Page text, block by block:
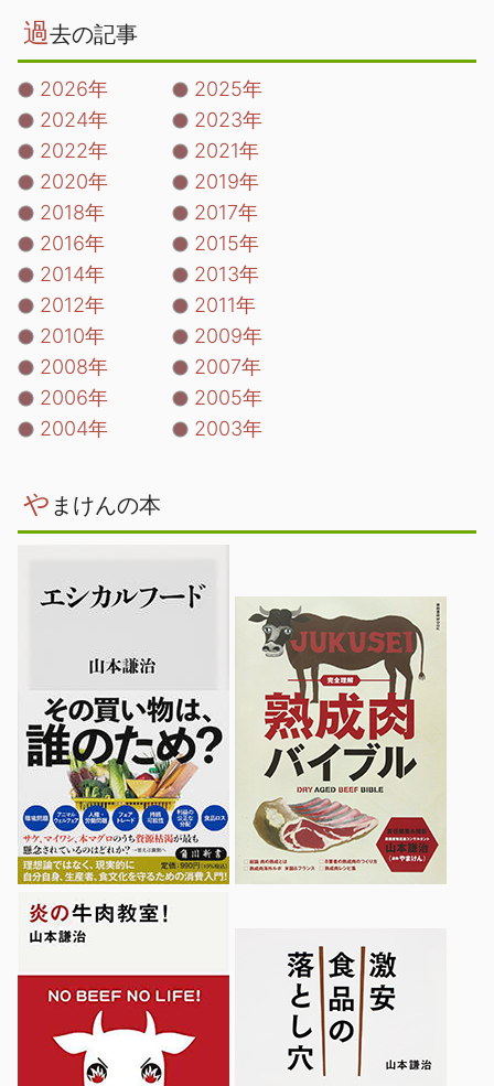
過去の記事
2026年
2025年
2024年
2023年
2022年
2021年
2020年
2019年
2018年
2017年
2016年
2015年
2014年
2013年
2012年
2011年
2010年
2009年
2008年
2007年
2006年
2005年
2004年
2003年
や まけんの本